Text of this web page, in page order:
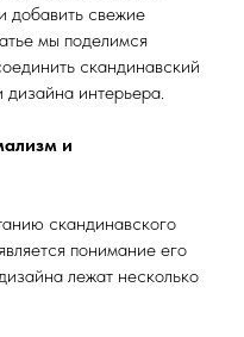
добавить свежие
мы поделимся
скандинавский
интерьера.
и
скандинавского
понимание его
лежат несколько